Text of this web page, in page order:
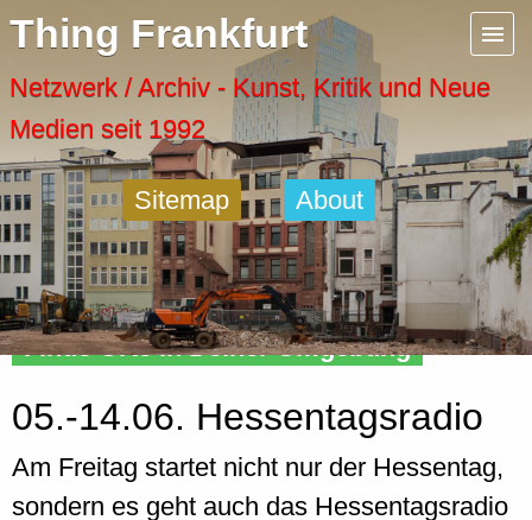
Thing Frankfurt
Netzwerk / Archiv - Kunst, Kritik und Neue
Medien seit 1992
Sitemap About
Finde Orte in Deiner Umgebung
05.-14.06. Hessentagsradio
Am Freitag startet nicht nur der Hessentag,
sondern es geht auch das Hessentagsradio
Menu
Artspaces
Cool Places
Frankfurt Diary
Activity
Recent Posts
Home